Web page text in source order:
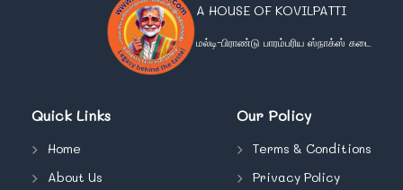
A HOUSE OF KOVILPATTI
மல்டி-பிராண்டு பாரம்பரிய ஸ்நாக்ஸ் கடை
Quick Links
Home
About Us
Our Policy
Terms & Conditions
Privacy Policy